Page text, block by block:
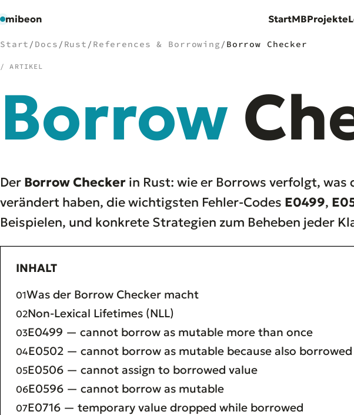
mibeon StartMBProjekte
01Start
04Leistungen
Docs
06Tools
07 Welten
Start / Docs / Rust / References & Borrowing / Borrow Checker
/ ARTIKEL
Borrow
Der Borrow Checker in Rust: wie er Borrows verfolgt, was
verändert haben, die wichtigsten Fehler-Codes E0499,
Beispielen, und konkrete Strategien zum Beheben jeder
INHALT
Was der Borrow Checker macht
Non-Lexical Lifetimes (NLL)
E0499 — cannot borrow as mutable more than once
E0502 — cannot borrow as mutable because also
E0506 — cannot assign to borrowed value
E0596 — cannot borrow as mutable
E0716 — temporary value dropped while borrowed